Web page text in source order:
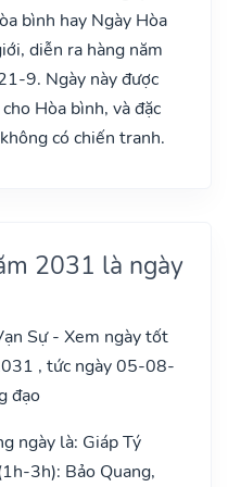
bình hay Ngày Hòa
diễn ra hàng năm
9. Ngày này được
Hòa bình, và đặc
có chiến tranh.
2031 là ngày
Sự - Xem ngày tốt
, tức ngày 05-08-
đạo
ngày là: Giáp Tý
3h): Bảo Quang,